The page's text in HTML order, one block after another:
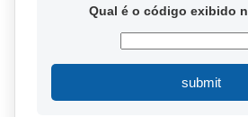
Qual é o código exibido
submit